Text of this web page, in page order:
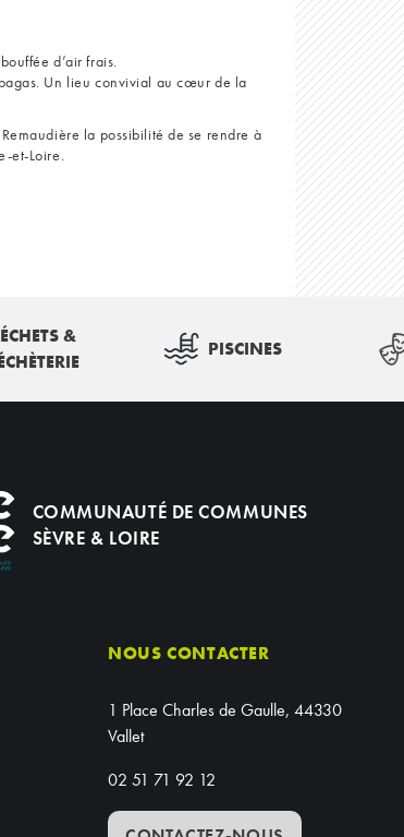
d’air frais.
Un lieu convivial au cœur de la
la possibilité de se rendre à
et-Loire.
&
PISCINES
COMMUNAUTÉ DE COMMUNES
SÈVRE & LOIRE
NOUS CONTACTER
1 Place Charles de Gaulle, 44330
Vallet
02 51 71 92 12